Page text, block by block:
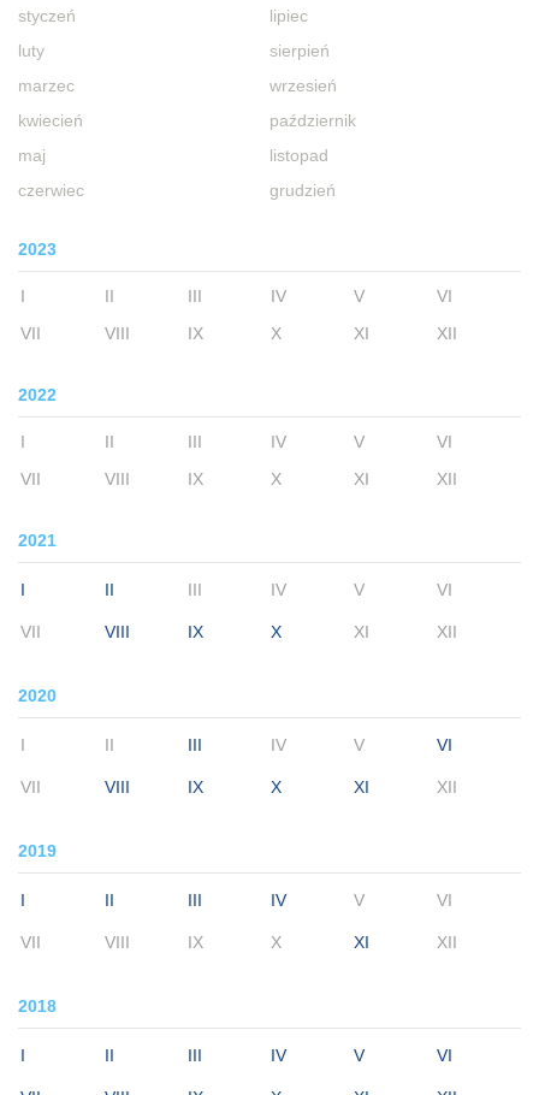
styczeń
luty
marzec
kwiecień
maj
czerwiec
lipiec
sierpień
wrzesień
październik
listopad
grudzień
2023
I II III IV V
VI
VII
VIII IX X XI XII
2022
I II III IV V
VI
VII
VIII IX X XI XII
2021
I II III IV V VI
VII VIII IX X XI XII
2020
I II III IV V VI
VII VIII IX X XI XII
2019
I II III IV V VI
VII VIII IX X XI XII
2018
I II III IV V VI